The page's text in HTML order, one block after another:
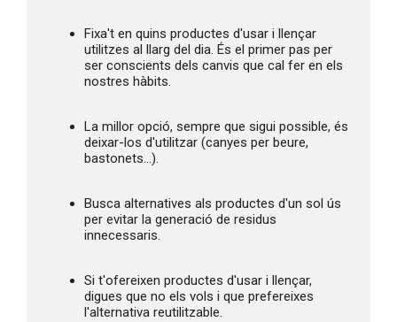
Fixa't en quins productes d'usar i llençar
utilitzes al llarg del dia. És el primer pas per
ser conscients dels canvis que cal fer en els
nostres hàbits.
La millor opció, sempre que sigui possible, és
deixar-los d'utilitzar (canyes per beure,
bastonets...).
Busca alternatives als productes d'un sol ús
per evitar la generació de residus
innecessaris.
Si t'ofereixen productes d'usar i llençar,
digues que no els vols i que prefereixes
l'alternativa reutilitzable.